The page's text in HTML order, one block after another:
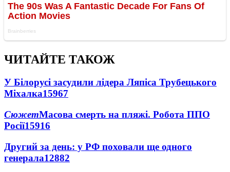
ЧИТАЙТЕ ТАКОЖ
У Білорусі засудили лідера Ляпіса Трубецького
Міхалка15967
СюжетМасова смерть на пляжі. Робота ППО
Росії15916
Другий за день: у РФ поховали ще одного
генерала12882